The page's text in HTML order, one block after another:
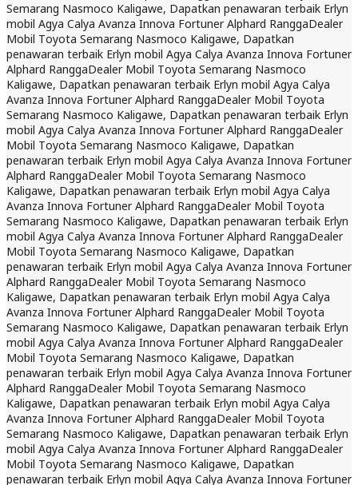
Semarang Nasmoco Kaligawe, Dapatkan penawaran terbaik Erlyn
mobil Agya Calya Avanza Innova Fortuner Alphard RanggaDealer
Mobil Toyota Semarang Nasmoco Kaligawe, Dapatkan
penawaran terbaik Erlyn mobil Agya Calya Avanza Innova Fortuner
Alphard RanggaDealer Mobil Toyota Semarang Nasmoco
Kaligawe, Dapatkan penawaran terbaik Erlyn mobil Agya Calya
Avanza Innova Fortuner Alphard RanggaDealer Mobil Toyota
Semarang Nasmoco Kaligawe, Dapatkan penawaran terbaik Erlyn
mobil Agya Calya Avanza Innova Fortuner Alphard RanggaDealer
Mobil Toyota Semarang Nasmoco Kaligawe, Dapatkan
penawaran terbaik Erlyn mobil Agya Calya Avanza Innova Fortuner
Alphard RanggaDealer Mobil Toyota Semarang Nasmoco
Kaligawe, Dapatkan penawaran terbaik Erlyn mobil Agya Calya
Avanza Innova Fortuner Alphard RanggaDealer Mobil Toyota
Semarang Nasmoco Kaligawe, Dapatkan penawaran terbaik Erlyn
mobil Agya Calya Avanza Innova Fortuner Alphard RanggaDealer
Mobil Toyota Semarang Nasmoco Kaligawe, Dapatkan
penawaran terbaik Erlyn mobil Agya Calya Avanza Innova Fortuner
Alphard RanggaDealer Mobil Toyota Semarang Nasmoco
Kaligawe, Dapatkan penawaran terbaik Erlyn mobil Agya Calya
Avanza Innova Fortuner Alphard RanggaDealer Mobil Toyota
Semarang Nasmoco Kaligawe, Dapatkan penawaran terbaik Erlyn
mobil Agya Calya Avanza Innova Fortuner Alphard RanggaDealer
Mobil Toyota Semarang Nasmoco Kaligawe, Dapatkan
penawaran terbaik Erlyn mobil Agya Calya Avanza Innova Fortuner
Alphard RanggaDealer Mobil Toyota Semarang Nasmoco
Kaligawe, Dapatkan penawaran terbaik Erlyn mobil Agya Calya
Avanza Innova Fortuner Alphard RanggaDealer Mobil Toyota
Semarang Nasmoco Kaligawe, Dapatkan penawaran terbaik Erlyn
mobil Agya Calya Avanza Innova Fortuner Alphard RanggaDealer
Mobil Toyota Semarang Nasmoco Kaligawe, Dapatkan
penawaran terbaik Erlyn mobil Agya Calya Avanza Innova Fortuner